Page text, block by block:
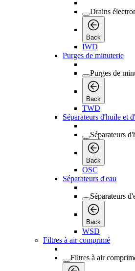
Drains
Back
IWD
Purges de minuterie
Purges de
Back
TWD
Séparateurs d'huile et
Séparateurs
Back
OSC
Séparateurs d'eau
Séparateurs
Back
WSD
Filtres à air comprimé
Filtres à air